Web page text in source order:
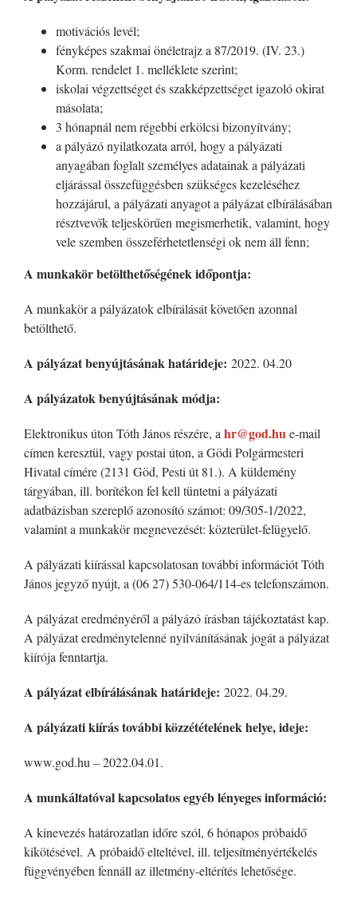
motivációs levél;
fényképes szakmai önéletrajz a 87/2019. (IV. 23.)
Korm. rendelet 1. melléklete szerint;
iskolai végzettséget és szakképzettséget igazoló okirat
másolata;
3 hónapnál nem régebbi erkölcsi bizonyítvány;
a pályázó nyilatkozata arról, hogy a pályázati
anyagában foglalt személyes adatainak a pályázati
eljárással összefüggésben szükséges kezeléséhez
hozzájárul, a pályázati anyagot a pályázat elbírálásában
résztvevők teljeskörűen megismerhetik, valamint, hogy
vele szemben összeférhetetlenségi ok nem áll fenn;
A munkakör betölthetőségének időpontja:
A munkakör a pályázatok elbírálását követően azonnal
betölthető.
A pályázat benyújtásának határideje: 2022. 04.20
A pályázatok benyújtásának módja:
Elektronikus úton Tóth János részére, a hr@god.hue-mail
címen keresztül, vagy postai úton, a Gödi Polgármesteri
Hivatal címére (2131 Göd, Pesti út 81.). A küldemény
tárgyában, ill. borítékon fel kell tüntetni a pályázati
adatbázisban szereplő azonosító számot: 09/305-1/2022,
valamint a munkakör megnevezését: közterület-felügyelő.
A pályázati kiírással kapcsolatosan további információt Tóth
János jegyző nyújt, a (06 27) 530-064/114-es telefonszámon.
A pályázat eredményéről a pályázó írásban tájékoztatást kap.
A pályázat eredménytelenné nyilvánításának jogát a pályázat
kiírója fenntartja.
A pályázat elbírálásának határideje: 2022. 04.29.
A pályázati kiírás további közzétételének helye, ideje:
www.god.hu – 2022.04.01.
A munkáltatóval kapcsolatos egyéb lényeges információ:
A kinevezés határozatlan időre szól, 6 hónapos próbaidő
kikötésével. A próbaidő elteltével, ill. teljesítményértékelés
függvényében fennáll az illetmény-eltérítés lehetősége.